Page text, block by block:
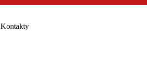
Kontakty